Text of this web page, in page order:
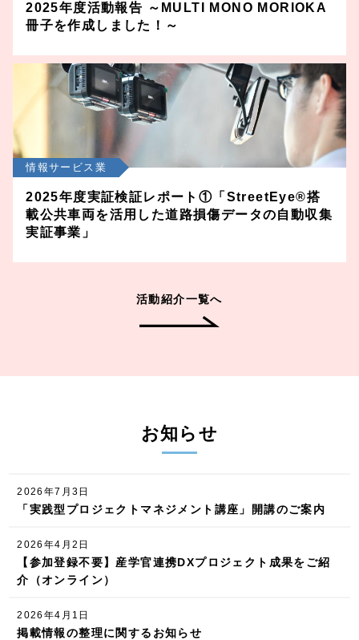
2025年度活動報告 ～MULTI MONO MORIOKA
冊子を作成しました！～
情報サービス業
2025年度実証検証レポート①「StreetEye®搭
載公共車両を活用した道路損傷データの自動収集
実証事業」
活動紹介一覧へ
お知らせ
2026年7月3日
「実践型プロジェクトマネジメント講座」開講のご案内
2026年4月2日
【参加登録不要】産学官連携DXプロジェクト成果をご紹
介（オンライン）
2026年4月1日
掲載情報の整理に関するお知らせ